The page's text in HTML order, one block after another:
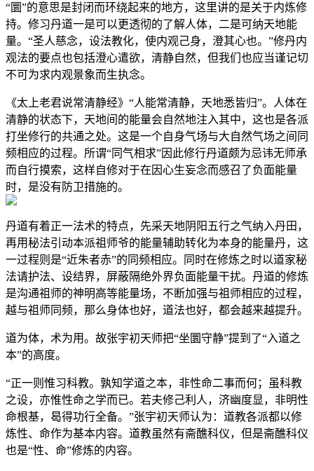
“圜”的意思是封闭而环绕起来的地方，这里讲的是关于内炼修
持。修习丹道一是可以更透彻的了解人体，二是可纳天地能
量。“圣人慈念，设法教化，使内观己身，澄其心也。”修丹内
观法的要点也包括澄心遣欲，清静自然，但我们也应当谨记切
不可为求内观景象而生执念。
《太上老君说常清静经》“人能常清静，天地悉皆归”。人体在
清静的状态下，天地间的能量会自然地注入其中，这也是各派
打坐修行的共通之处。这是一个自身气场与大自然气场之间同
频相应的过程。所谓“同气相求”因此修行丹道颇为忌讳无师承
而自行摸索，这样自修对于在因心生妄念而感召了负面能量
时，是没有防卫措施的。
丹道有着正一法术的特点，先采天地阴阳五行之气纳入丹田，
再用秘法引动本派祖师爷的能量辅助转化为本身的能量丹，这
一过程则是“近朱者赤”的同频相应。同时在修炼之时以道家秘
法请护法、设结界，屏蔽隔绝外界负面能量干扰。丹道的修炼
是沟通祖师的神明高等能量场，不断加强与祖师相应的过程，
越与祖师同频，那么身体也好，道法也好，都会越来越提升。
道为体，术为用。故张宇初天师把“坐圜守静”提到了“入道之
本”的高度。
“正一则惟习科教。孰知学道之本，非性命二事而何；虽科教
之设，亦惟性命之学而已。若夫修己利人，济幽度显，非明性
命根基，曷得功行全备。”张宇初天师认为：道教各派都以修
炼性、命作为基本内容。道教虽然有斋醮科仪，但是斋醮科仪
也是“性、命”修炼的内容。